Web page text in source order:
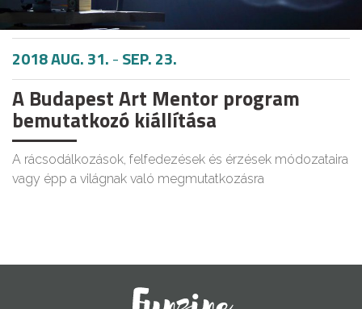
2018 AUG. 31.-SEP. 23.
A Budapest Art Mentor program
bemutatkozó kiállítása
A rácsodálkozások, felfedezések és érzések módozataira
vagy épp a világnak való megmutatkozásra